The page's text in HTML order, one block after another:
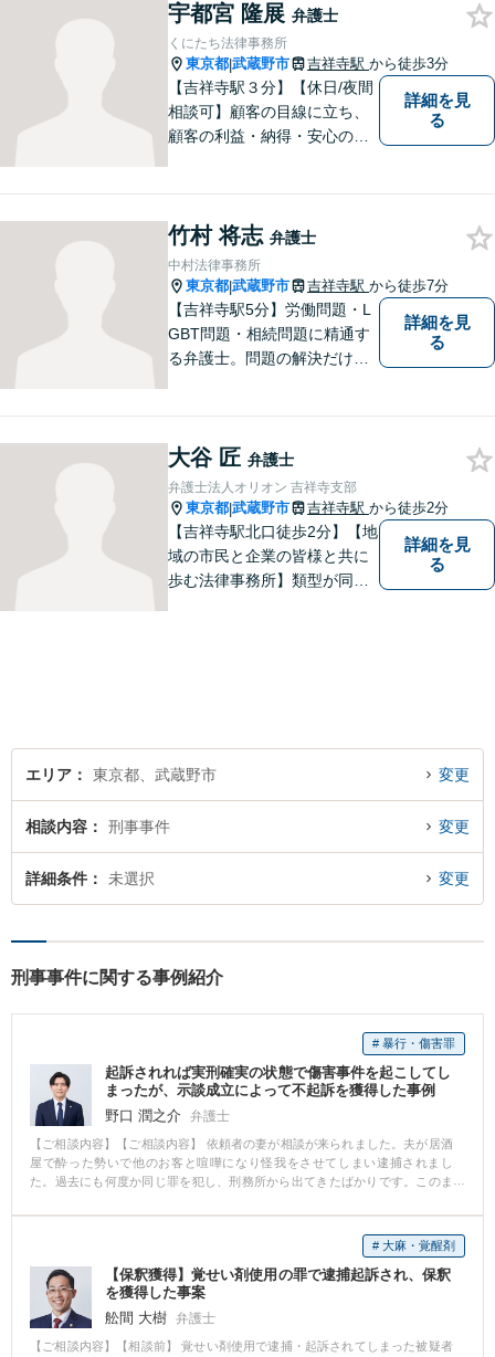
宇都宮 隆展 弁護士
くにたち法律事務所
東京都|武蔵野市 吉祥寺駅 から徒歩3分
【吉祥寺駅３分】【休日/夜間
相談可】顧客の目線に立ち、
顧客の利益・納得・安心のた
詳細を見
る
竹村 将志 弁護士
中村法律事務所
東京都|武蔵野市 吉祥寺駅 から徒歩7分
【吉祥寺駅5分】労働問題・L
GBT問題・相続問題に精通す
る弁護士。問題の解決だけで
にご相談ください！皆様に寄
り添い、納得の解決を目指し
ます。
詳細を見
る
大谷 匠 弁護士
弁護士法人オリオン 吉祥寺支部
東京都|武蔵野市 吉祥寺駅 から徒歩2分
【吉祥寺駅北口徒歩2分】【地
域の市民と企業の皆様と共に
歩む法律事務所】類型が同じ
詳細を見
る
エリア 東京都、武蔵野市 変更
相談内容 刑事事件 変更
詳細条件 未選択 変更
刑事事件に関する事例紹介
# 暴行・傷害罪
起訴されれば実刑確実の状態で傷害事件を起こしてし
まったが、示談成立によって不起訴を獲得した事例
野口 潤之介 弁護士
【ご相談内容】【ご相談内容】 依頼者の妻が相談が来られました。夫が居酒
屋で酔った勢いで他のお客と喧嘩になり怪我をさせてしまい逮捕されまし
た。過去にも何度か同じ罪を犯し、刑務所から出てきたばかりです。このま
弁護をお願いできないでしょうか。 【解決の過程と結果】 すぐに本人と接見
をしに警察署へ向かいました。本人の意思を確認し、謝罪文を書いてもらう
ようにお願いしました。その後、担当の検事から被害者の連絡先を教えても
らい被害者の方とコンタクトを取りました。いきなり示談の話をするのでは
なく、本人が作成した謝罪文を読んでもらい、反省していることを十分に伝
えた上で、示談に応じていただくようにお願いしました。最初はそれでも全
く応じていただけない様子でしたが、粘り強く交渉し、なんとか応じていた
だくことに成功しました。そこで作成した示談書を持って、検事に不起訴に
# 大麻・覚醒剤
【保釈獲得】覚せい剤使用の罪で逮捕起訴され、保釈
を獲得した事案
舩間 大樹 弁護士
【ご相談内容】【相談前】 覚せい剤使用で逮捕・起訴されてしまった被疑者